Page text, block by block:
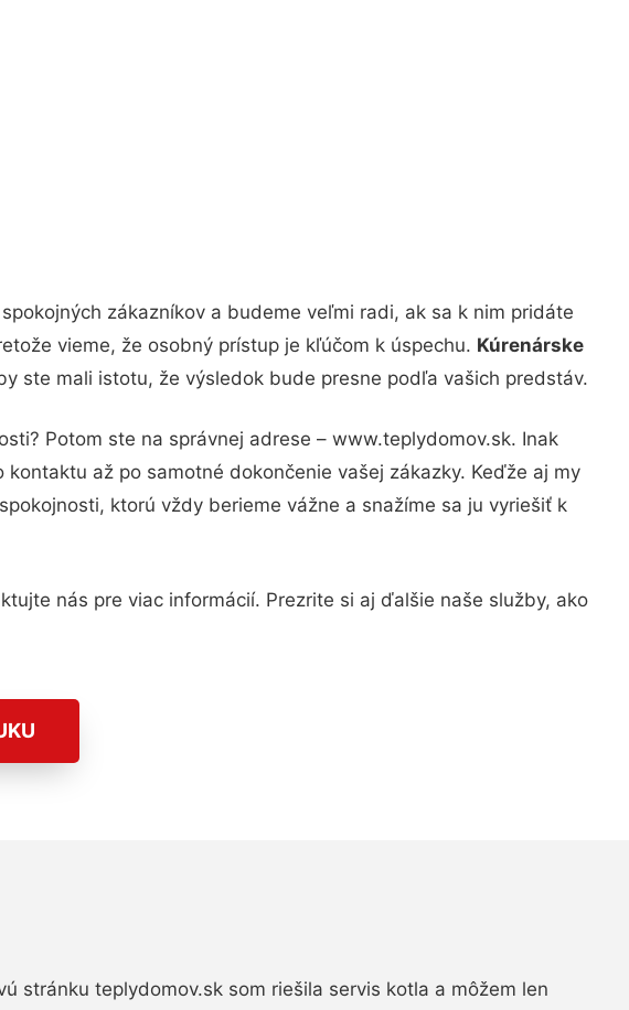
zákazníkov a budeme veľmi radi, ak sa k nim pridáte
vieme, že osobný prístup je kľúčom k úspechu. Kúrenárske
ste mali istotu, že výsledok bude presne podľa vašich predstáv.
Potom ste na správnej adrese – www.teplydomov.sk. Inak
až po samotné dokončenie vašej zákazky. Keďže aj my
ktorú vždy berieme vážne a snažíme sa ju vyriešiť k
nás pre viac informácií. Prezrite si aj ďalšie naše služby, ako
stránku teplydomov.sk som riešila servis kotla a môžem len